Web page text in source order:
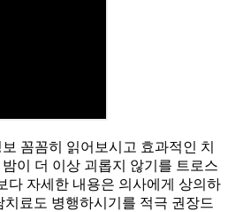
꼼꼼히 읽어보시고 효과적인 치
이 더 이상 괴롭지 않기를 트로스
다 자세한 내용은 의사에게 상의하
료도 병행하시기를 적극 권장드